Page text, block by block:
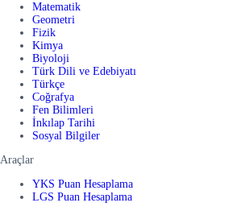
Matematik
Geometri
Fizik
Kimya
Biyoloji
Türk Dili ve Edebiyatı
Türkçe
Coğrafya
Fen Bilimleri
İnkılap Tarihi
Sosyal Bilgiler
Araçlar
YKS Puan Hesaplama
LGS Puan Hesaplama